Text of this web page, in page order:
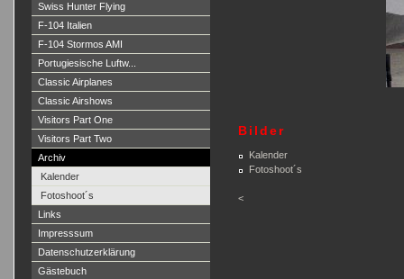
Swiss Hunter Flying
F-104 Italien
F-104 Stormos AMI
Portugiesische Luftw...
Classic Airplanes
Classic Airshows
Visitors Part One
Visitors Part Two
Archiv
Kalender
Fotoshoot´s
Links
Impresssum
Datenschutzerklärung
Gästebuch
Bilder
Kalender
Fotoshoot´s
<